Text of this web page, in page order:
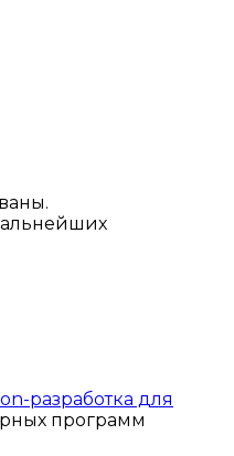
разработка для
программ